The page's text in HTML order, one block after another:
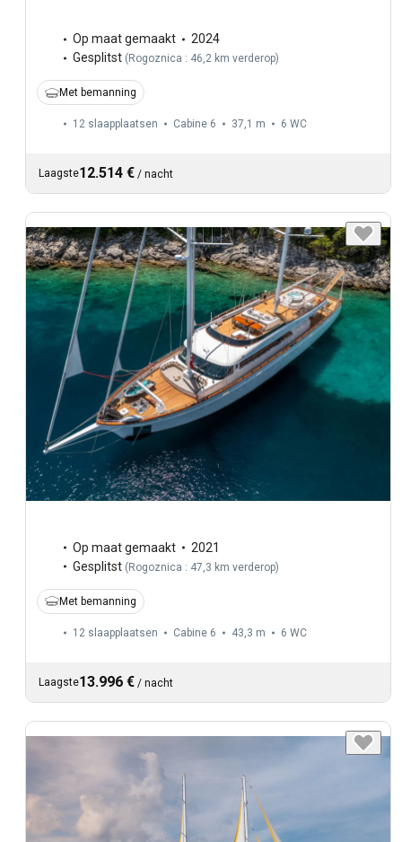
Op maat gemaakt
2024
Gesplitst ( Rogoznica : 46,2 km verderop)
Met bemanning
12 slaapplaatsen Cabine 6 37,1 m 6 WC
Laagste12.514 € / nacht
Op maat gemaakt
2021
Gesplitst (Rogoznica : 47,3 km verderop)
Met bemanning
12 slaapplaatsen Cabine 6 43,3 m 6 WC
Laagste13.996 € / nacht